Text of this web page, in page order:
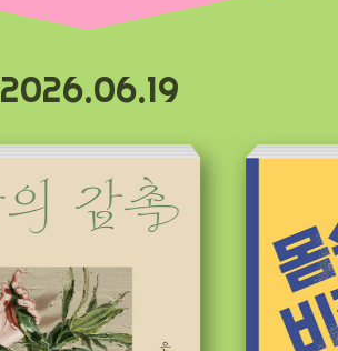
2026.06.19